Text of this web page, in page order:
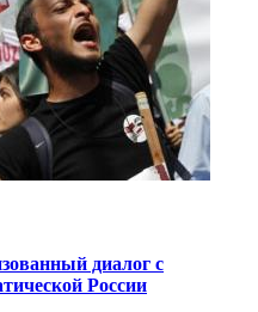
диалог с
России